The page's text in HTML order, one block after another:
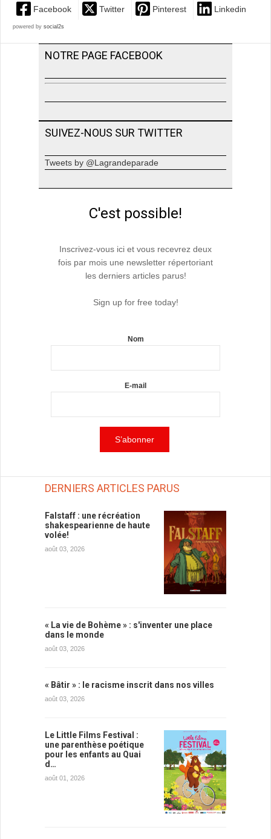
Facebook Twitter Pinterest Linkedin
powered by social2s
NOTRE PAGE FACEBOOK
SUIVEZ-NOUS SUR TWITTER
Tweets by @Lagrandeparade
C'est possible!
Inscrivez-vous ici et vous recevrez deux
fois par mois une newsletter répertoriant
les derniers articles parus!
Sign up for free today!
Nom
E-mail
DERNIERS ARTICLES PARUS
Falstaff : une récréation
shakespearienne de haute
volée!
août 03, 2026
« La vie de Bohème » : s'inventer une place
dans le monde
août 03, 2026
« Bâtir » : le racisme inscrit dans nos villes
août 03, 2026
Le Little Films Festival :
une parenthèse poétique
pour les enfants au Quai
d…
août 01, 2026